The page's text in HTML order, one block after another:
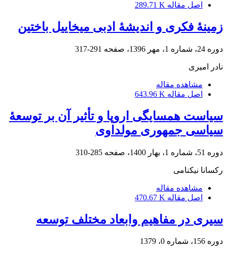
اصل مقاله 289.71 K
زمینۀ فکری و اندیشۀ ادبی میخاییل باختین
دوره 24، شماره 1، مهر 1396، صفحه 291-317
نادر امیری
مشاهده مقاله
اصل مقاله 643.96 K
سیاست همسایگی اروپا و تأثیر آن بر توسعۀ
سیاسی جمهوری مولداوی
دوره 51، شماره 1، بهار 1400، صفحه 285-310
رکسانا نیکنامی
مشاهده مقاله
اصل مقاله 470.67 K
سیری در مفاهیم وابعاد مختلف توسعه
دوره 156، شماره 0، 1379